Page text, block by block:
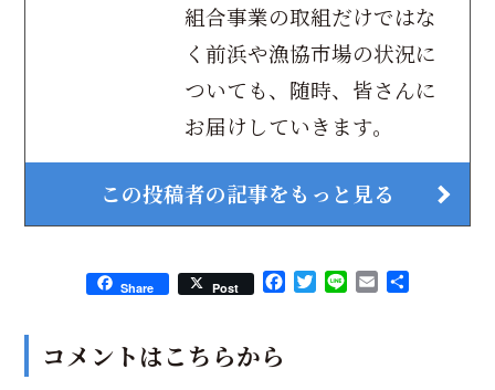
組合事業の取組だけではな
く前浜や漁協市場の状況に
ついても、随時、皆さんに
お届けしていきます。
この投稿者の記事をもっと見る
Share Post Facebook
Twitter
Line Email
コメントはこちらから